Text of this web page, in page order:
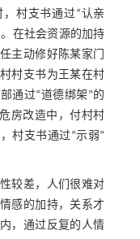
村支书通过“认亲
在社会资源的加持
主动修好陈某家门
村支书为王某在村
通过“道德绑架”的
房改造中，付村村
村支书通过“示弱”
较差，人们很难对
感的加持，关系才
，通过反复的人情